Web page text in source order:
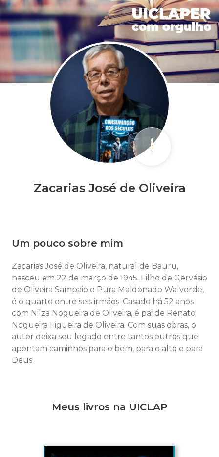
Zacarias José de Oliveira
Um pouco sobre mim
Zacarias José de Oliveira, natural de Bauru,
nasceu em 22 de março de 1945. Filho de Gervásio
de Oliveira Sampaio e Pura Maldonado Walverde,
é o quarto entre seis irmãos. Casado há 52 anos
com Nilza Nogueira de Oliveira, é pai de Renato
Nogueira Figueira de Oliveira. Com suas obras, o
autor deixa seu legado entre tantos outros que
apontam caminhos para o bem, para o alto e para
Deus!
Meus livros na UICLAP